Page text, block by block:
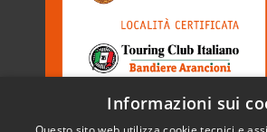
Informazioni sui